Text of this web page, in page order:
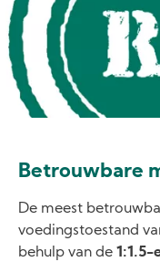
Betrouwbare
De meest
voedingstoestand
behulp van de 1:1.5-